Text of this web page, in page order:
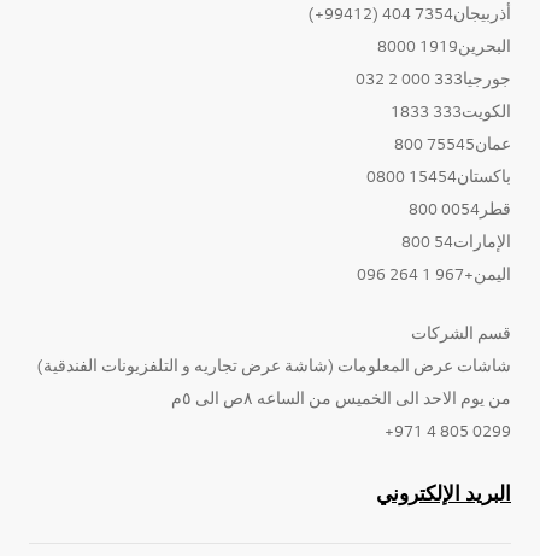
أذربيجان7354 404 (99412+)
البحرين1919 8000
جورجيا333 000 2 032
الكويت333 1833
عمان75545 800
باكستان15454 0800
قطر0054 800
الإمارات54 800
اليمن+967 1 264 096
قسم الشركات
شاشات عرض المعلومات (شاشة عرض تجاريه و التلفزيونات الفندقية)
من يوم الاحد الى الخميس من الساعه ٨ص الى ٥م
0299 805 4 971+
البريد الإلكتروني